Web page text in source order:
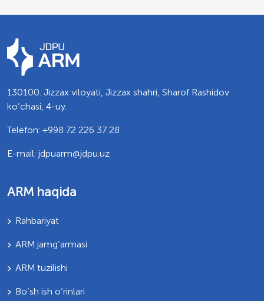
130100. Jizzax viloyati, Jizzax shahri, Sharof Rashidov
ko’chasi, 4-uy.
Telefon: +998 72 226 37 28
E-mail: jdpuarm@jdpu.uz
ARM haqida
Rahbariyat
ARM jamg’armasi
ARM tuzilishi
Bo’sh ish o’rinlari